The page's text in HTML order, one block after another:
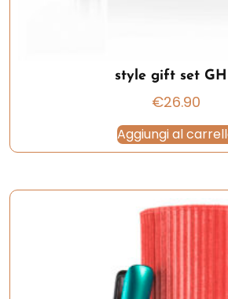
style gift set
€26.90
Aggiungi al